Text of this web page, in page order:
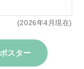
(2026年4月現在)
スター